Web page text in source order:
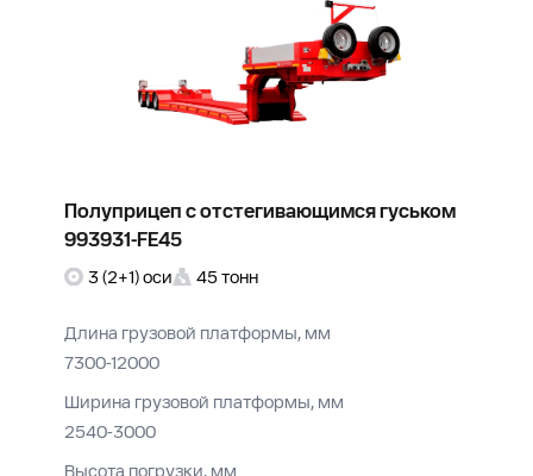
Полуприцеп с отстегивающимся гуськом
993931-FE45
3 (2+1) оси 45 тонн
Длина грузовой платформы, мм
7300-12000
Ширина грузовой платформы, мм
2540-3000
Высота погрузки, мм